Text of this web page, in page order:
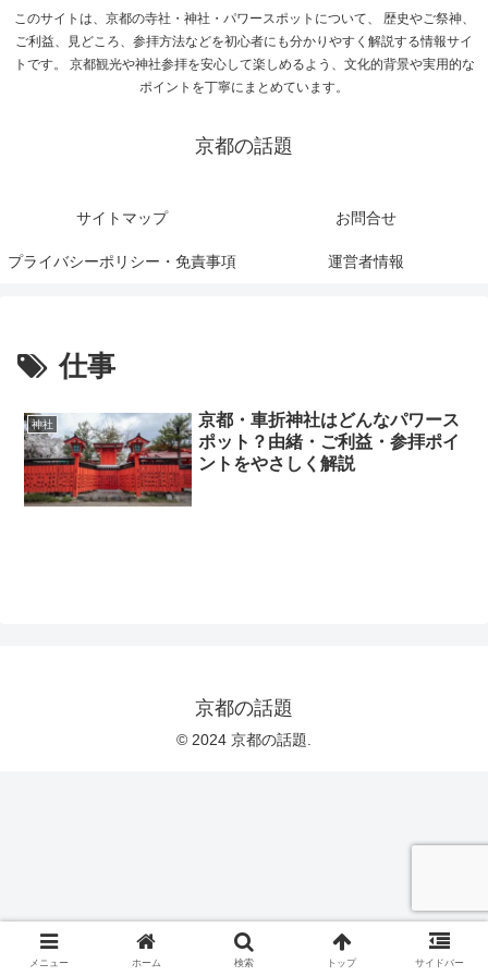
このサイトは、京都の寺社・神社・パワースポットについて、 歴史やご祭神、
ご利益、見どころ、参拝方法などを初心者にも分かりやすく解説する情報サイ
トです。 京都観光や神社参拝を安心して楽しめるよう、文化的背景や実用的な
ポイントを丁寧にまとめています。
京都の話題
サイトマップ お問合せ
プライバシーポリシー・免責事項 運営者情報
仕事
神社
京都・車折神社はどんなパワース
ポット？由緒・ご利益・参拝ポイ
ントをやさしく解説
京都の話題
© 2024 京都の話題.
メニュー ホーム 検索 トップ サイドバー